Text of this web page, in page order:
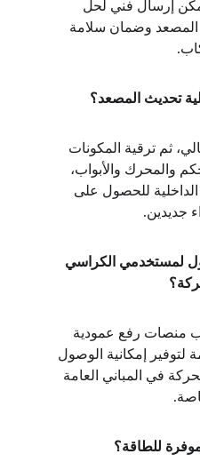
إرسال فني لحل
المصعد وضمان سلامة
تحديث المصعد؟
ثم ترقية المكونات
والمحرك والأبواب،
الداخلية للحصول على
جديدين.
لمستخدمي الكراسي
منصات رفع عمودية
إمكانية الوصول
في المباني العامة
للطاقة؟